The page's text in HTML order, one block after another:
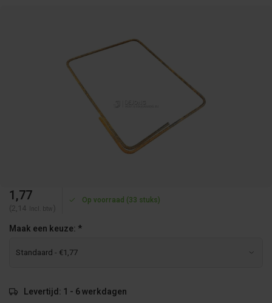
1,77
(2,14 Incl. btw )
Op voorraad (33 stuks)
Maak een keuze: *
Levertijd: 1 - 6 werkdagen